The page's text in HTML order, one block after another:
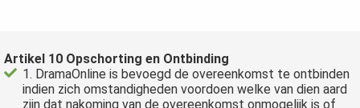
Artikel 10 Opschorting en Ontbinding
1. DramaOnline is bevoegd de overeenkomst te ontbinden
indien zich omstandigheden voordoen welke van dien aard
zijn dat nakoming van de overeenkomst onmogelijk is of